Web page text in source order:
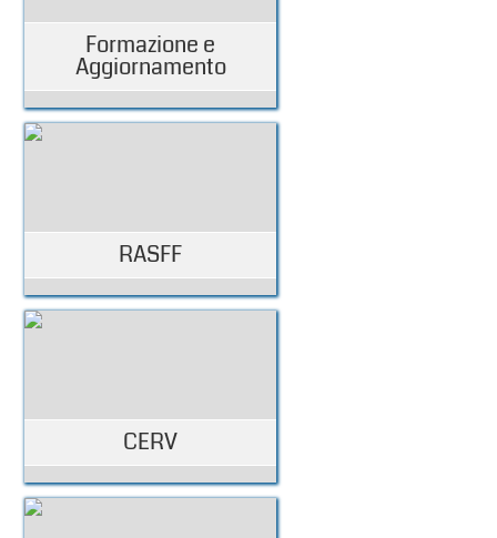
Formazione e
Aggiornamento
RASFF
CERV